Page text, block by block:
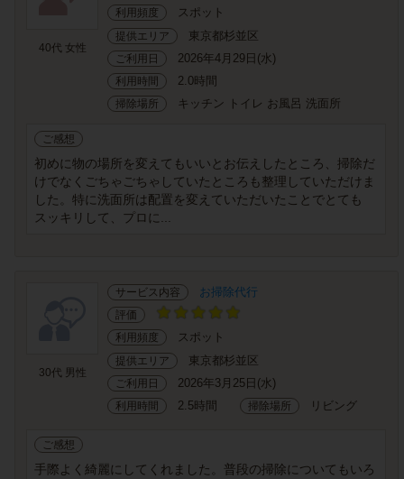
40代 女性
利用頻度
スポット
提供エリア 東京都杉並区
ご利用日 2026年4月29日(水)
利用時間 2.0時間
掃除場所 キッチン トイレ お風呂 洗面所
ご感想
初めに物の場所を変えてもいいとお伝えしたところ、掃除だ
けでなくごちゃごちゃしていたところも整理していただけま
した。特に洗面所は配置を変えていただいたことでとても
スッキリして、プロに...
30代 男性
サービス内容 お掃除代行
評価
利用頻度
スポット
提供エリア 東京都杉並区
ご利用日 2026年3月25日(水)
利用時間 2.5時間 掃除場所 リビング
ご感想
手際よく綺麗にしてくれました。普段の掃除についてもいろ